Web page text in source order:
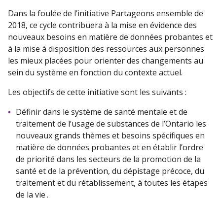
Dans la foulée de l’initiative Partageons ensemble de
2018, ce cycle contribuera à la mise en évidence des
nouveaux besoins en matière de données probantes et
à la mise à disposition des ressources aux personnes
les mieux placées pour orienter des changements au
sein du système en fonction du contexte actuel.
Les objectifs de cette initiative sont les suivants :
Définir dans le système de santé mentale et de
traitement de l’usage de substances de l’Ontario les
nouveaux grands thèmes et besoins spécifiques en
matière de données probantes et en établir l’ordre
de priorité dans les secteurs de la promotion de la
santé et de la prévention, du dépistage précoce, du
traitement et du rétablissement, à toutes les étapes
de la vie .